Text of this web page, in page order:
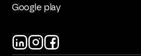
Google play